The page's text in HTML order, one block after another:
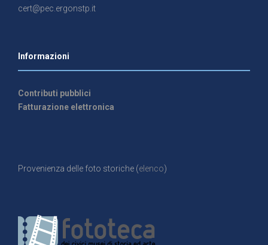
cert@pec.ergonstp.it
Informazioni
Contributi pubblici
Fatturazione elettronica
Provenienza delle foto storiche (elenco)